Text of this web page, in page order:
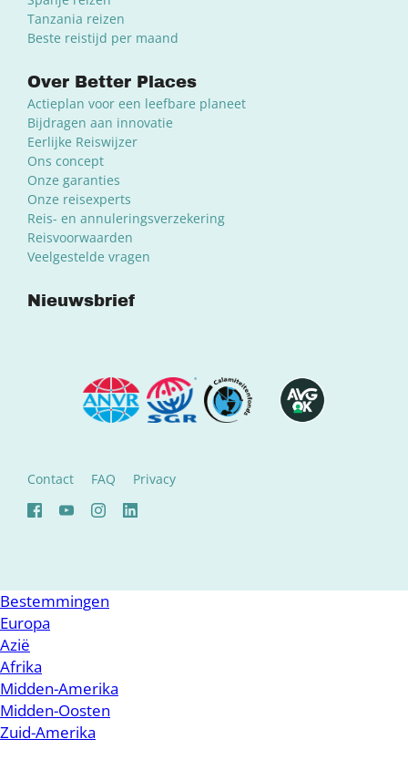
Tanzania reizen
Beste reistijd per maand
Over Better Places
Actieplan voor een leefbare planeet
Bijdragen aan innovatie
Eerlijke Reiswijzer
Ons concept
Onze garanties
Onze reisexperts
Reis- en annuleringsverzekering
Reisvoorwaarden
Veelgestelde vragen
Nieuwsbrief
Contact FAQ Privacy
Bestemmingen
Europa
Azië
Afrika
Midden-Amerika
Midden-Oosten
Zuid-Amerika